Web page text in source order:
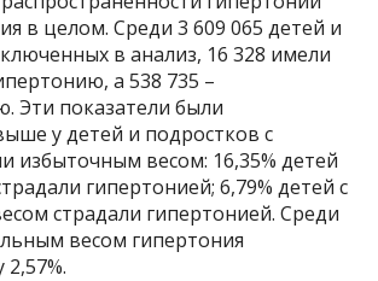
в целом. Среди 3 609 065 детей и
в анализ, 16 328 имели
а 538 735 –
Эти показатели были
у детей и подростков с
избыточным весом: 16,35% детей
гипертонией; 6,79% детей с
страдали гипертонией. Среди
весом гипертония